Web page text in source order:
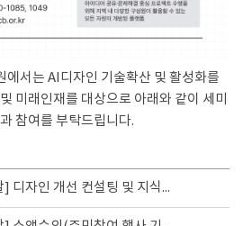
에서는 AI디자인 기술확산 및 활성화를
미래인재를 대상으로 아래와 같이 세미
참여를 부탁드립니다.
[계약·입찰] 디자인 개선 컨설팅 및 지식재산권 출원 용역 제안서 제출 (협상에 의한 계약)